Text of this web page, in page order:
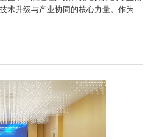
术升级与产业协同的核心力量。作为中
及高级工程师，他拥有二十余年外资汽
任国家科技部专家库专家、上海市科委
会专家，始终站在汽车产业技术变革的
统、电机电控等新能源汽车核心模块。
《智能网联汽车-线控底盘技术》，不
络，更通过实践案例为行业提供了可落
参考。加入中科摩通后，严家祥全面主
工作。他推动团队聚焦智能化装配、数